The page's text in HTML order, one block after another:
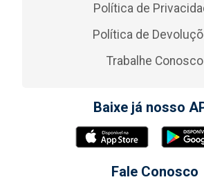
Política de
Política de
Trabalhe Conosco
Baixe já nosso
Fale Conosco